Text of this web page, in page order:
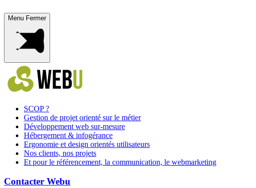
Menu Fermer
SCOP ?
Gestion de projet orienté sur le métier
Développement web sur-mesure
Hébergement & infogérance
Ergonomie et design orientés utilisateurs
Nos clients, nos projets
Et pour le référencement, la communication, le webmarketing
Contacter Webu